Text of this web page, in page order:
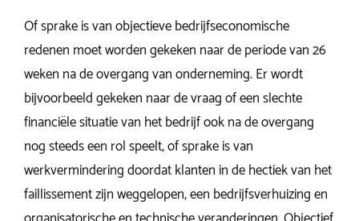
Of sprake is van objectieve bedrijfseconomische
redenen moet worden gekeken naar de periode van 26
weken na de overgang van onderneming. Er wordt
bijvoorbeeld gekeken naar de vraag of een slechte
financiële situatie van het bedrijf ook na de overgang
nog steeds een rol speelt, of sprake is van
werkvermindering doordat klanten in de hectiek van het
faillissement zijn weggelopen, een bedrijfsverhuizing en